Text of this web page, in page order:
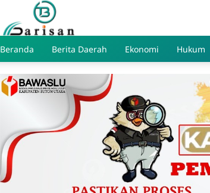
Beranda Berita Daerah Ekonomi Hukum